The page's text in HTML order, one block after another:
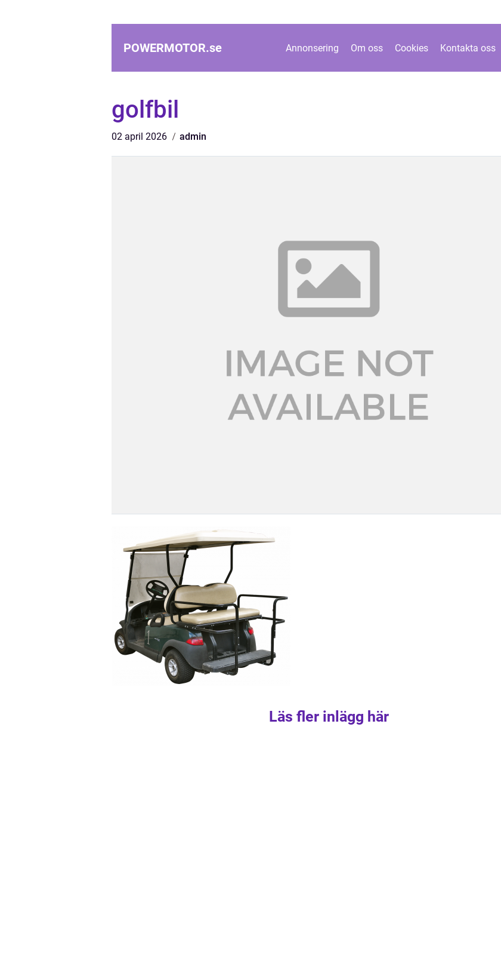
POWERMOTOR.se Annonsering Om oss Cookies Kontakta oss
golfbil
02 april 2026 admin
Läs fler inlägg här